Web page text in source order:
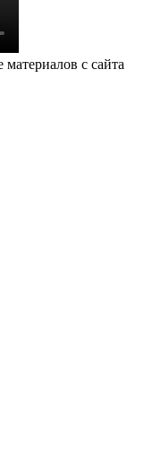
с сайта